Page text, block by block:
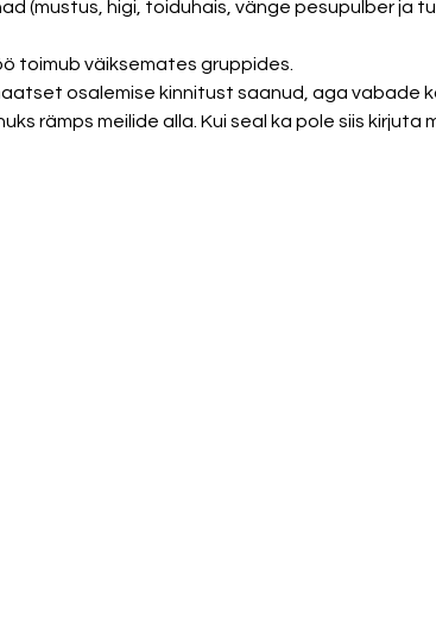
(mustus, higi, toiduhais, vänge pesupulber ja
toimub väiksemates gruppides.
osalemise kinnitust saanud, aga vabade
rämps meilide alla. Kui seal ka pole siis kirjuta